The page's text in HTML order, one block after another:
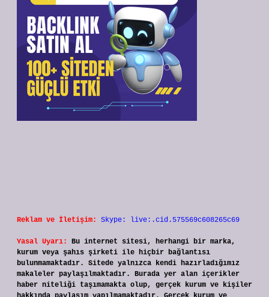
Reklam ve İletişim: Skype: live:.cid.575569c608265c69
Yasal Uyarı:
Bu internet sitesi, herhangi bir marka,
kurum veya şahıs şirketi ile hiçbir bağlantısı
bulunmamaktadır. Sitede yalnızca kendi hazırladığımız
makaleler paylaşılmaktadır. Burada yer alan içerikler
haber niteliği taşımamakta olup, gerçek kurum ve kişiler